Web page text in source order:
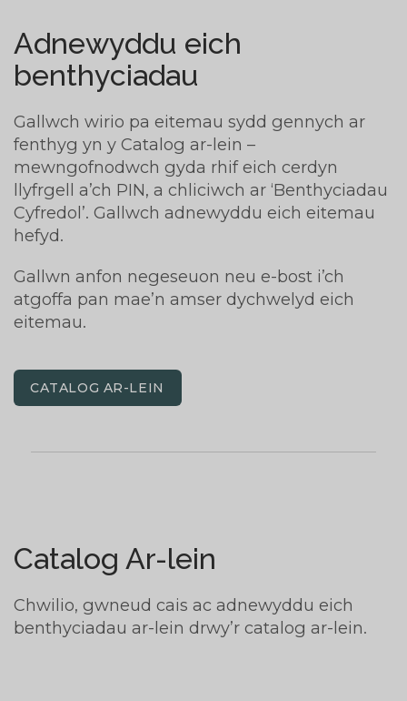
Adnewyddu eich
benthyciadau
Gallwch wirio pa eitemau sydd gennych ar
fenthyg yn y Catalog ar-lein –
mewngofnodwch gyda rhif eich cerdyn
llyfrgell a’ch PIN, a chliciwch ar ‘Benthyciadau
Cyfredol’. Gallwch adnewyddu eich eitemau
hefyd.
Gallwn anfon negeseuon neu e-bost i’ch
atgoffa pan mae’n amser dychwelyd eich
eitemau.
CATALOG AR-LEIN
Catalog Ar-lein
Chwilio, gwneud cais ac adnewyddu eich
benthyciadau ar-lein drwy’r catalog ar-lein.